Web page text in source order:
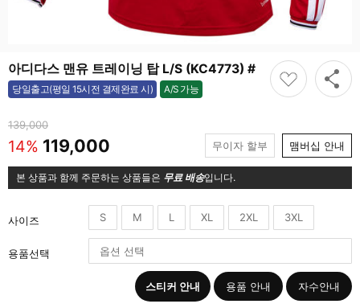
아디다스 맨유 트레이닝 탑 L/S (KC4773) #
당일출고(평일 15시전 결제완료 시) A/S 가능
가능
139,000
14% 119,000 무이자 할부 맴버십 안내
본 상품과 함께 주문하는 상품들은 무료 배송입니다.
사이즈 S M L XL 2XL 3XL
용품선택
스티커 안내 용품 안내 자수안내